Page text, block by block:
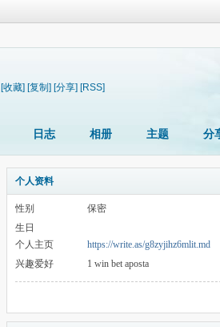
[收藏] [复制] [分享] [RSS]
日志 相册 主题 分
个人资料
性别
保密
生日
个人主页
https://write.as/g8zyjihz6mlit.md
兴趣爱好
1 win bet aposta